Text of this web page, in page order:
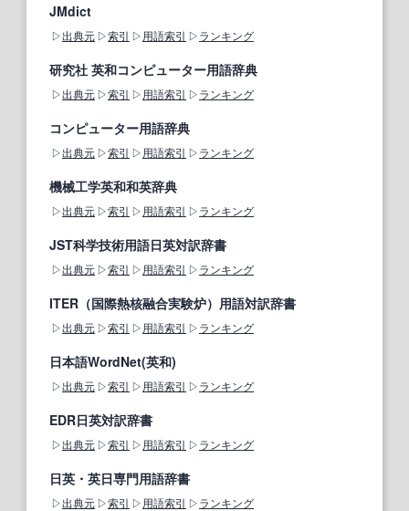
JMdict
出典元 索引 用語索引 ランキング
研究社 英和コンピューター用語辞典
出典元 索引 用語索引 ランキング
コンピューター用語辞典
出典元 索引 用語索引 ランキング
機械工学英和和英辞典
出典元 索引 用語索引 ランキング
JST科学技術用語日英対訳辞書
出典元 索引 用語索引 ランキング
ITER（国際熱核融合実験炉）用語対訳辞書
出典元 索引 用語索引 ランキング
日本語WordNet(英和)
出典元 索引 用語索引 ランキング
EDR日英対訳辞書
出典元 索引 用語索引 ランキング
日英・英日専門用語辞書
出典元 索引 用語索引 ランキング